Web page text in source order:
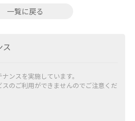
一覧に戻る
ス
ンスを実施しています。
スのご利用ができませんのでご注意くだ